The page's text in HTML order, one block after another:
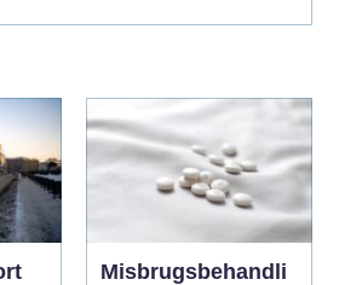
Misbrugsbehandli